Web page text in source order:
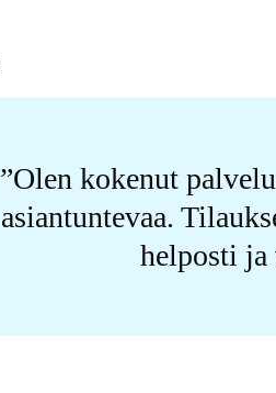
Olen kokenut
asiantuntevaa.
helposti ja